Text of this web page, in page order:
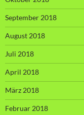
September 2018
August 2018
Juli 2018
April 2018
März 2018
Februar 2018